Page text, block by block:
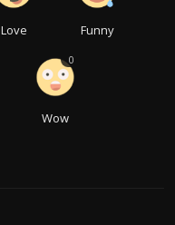
Love Funny
Wow
0